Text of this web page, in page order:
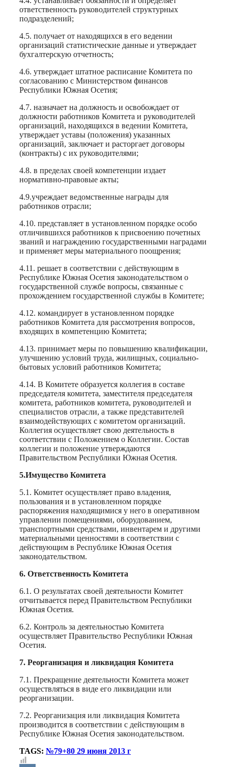
ответственность руководителей структурных
подразделений;
4.5. получает от находящихся в его ведении
организаций статистические данные и утверждает
бухгалтерскую отчетность;
4.6. утверждает штатное расписание Комитета по
согласованию с Министерством финансов
Республики Южная Осетия;
4.7. назначает на должность и освобождает от
должности работников Комитета и руководителей
организаций, находящихся в ведении Комитета,
утверждает уставы (положения) указанных
организаций, заключает и расторгает договоры
(контракты) с их руководителями;
4.8. в пределах своей компетенции издает
нормативно-правовые акты;
4.9.учреждает ведомственные награды для
работников отрасли;
4.10. представляет в установленном порядке особо
отличившихся работников к присвоению почетных
званий и награждению государственными наградами
и применяет меры материального поощрения;
4.11. решает в соответствии с действующим в
Республике Южная Осетия законодательством о
государственной службе вопросы, связанные с
прохождением государственной службы в Комитете;
4.12. командирует в установленном порядке
работников Комитета для рассмотрения вопросов,
входящих в компетенцию Комитета;
4.13. принимает меры по повышению квалификации,
улучшению условий труда, жилищных, социально-
бытовых условий работников Комитета;
4.14. В Комитете образуется коллегия в составе
председателя комитета, заместителя председателя
комитета, работников комитета, руководителей и
специалистов отрасли, а также представителей
взаимодействующих с комитетом организаций.
Коллегия осуществляет свою деятельность в
соответствии с Положением о Коллегии. Состав
коллегии и положение утверждаются
Правительством Республики Южная Осетия.
5.Имущество Комитета
5.1. Комитет осуществляет право владения,
пользования и в установленном порядке
распоряжения находящимися у него в оперативном
управлении помещениями, оборудованием,
транспортными средствами, инвентарем и другими
материальными ценностями в соответствии с
действующим в Республике Южная Осетия
законодательством.
6. Ответственность Комитета
6.1. О результатах своей деятельности Комитет
отчитывается перед Правительством Республики
Южная Осетия.
6.2. Контроль за деятельностью Комитета
осуществляет Правительство Республики Южная
Осетия.
7. Реорганизация и ликвидация Комитета
7.1. Прекращение деятельности Комитета может
осуществляться в виде его ликвидации или
реорганизации.
7.2. Реорганизация или ликвидация Комитета
производится в соответствии с действующим в
Республике Южная Осетия законодательством.
TAGS: №79+80 29 июня 2013 г